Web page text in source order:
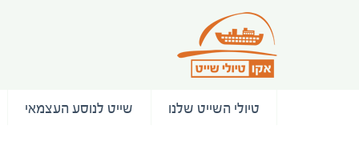
טיולי השייט שלנו שייט לנוסע העצמאי